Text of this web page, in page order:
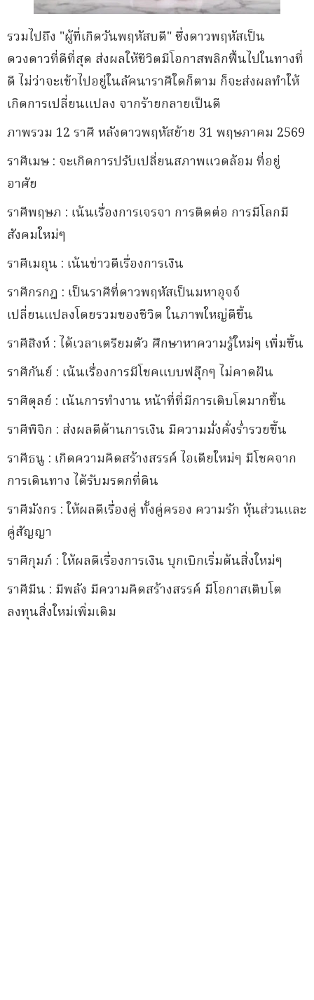
รวมไปถึง "ผู้ที่เกิดวันพฤหัสบดี" ซึ่งดาวพฤหัสเป็น
ดวงดาวที่ดีที่สุด ส่งผลให้ชีวิตมีโอกาสพลิกฟื้นไปในทางที่
ดี ไม่ว่าจะเข้าไปอยู่ในลัคนาราศีใดก็ตาม ก็จะส่งผลทำให้
เกิดการเปลี่ยนแปลง จากร้ายกลายเป็นดี
ภาพรวม 12 ราศี หลังดาวพฤหัสย้าย 31 พฤษภาคม 2569
ราศีเมษ : จะเกิดการปรับเปลี่ยนสภาพแวดล้อม ที่อยู่
อาศัย
ราศีพฤษภ : เน้นเรื่องการเจรจา การติดต่อ การมีโลกมี
สังคมใหม่ๆ
ราศีเมถุน : เน้นข่าวดีเรื่องการเงิน
ราศีกรกฎ : เป็นราศีที่ดาวพฤหัสเป็นมหาอุจจ์
เปลี่ยนแปลงโดยรวมของชีวิต ในภาพใหญ่ดีขึ้น
ราศีสิงห์ : ได้เวลาเตรียมตัว ศึกษาหาความรู้ใหม่ๆ เพิ่มขึ้น
ราศีกันย์ : เน้นเรื่องการมีโชคแบบฟลุ๊กๆ ไม่คาดฝัน
ราศีตุลย์ : เน้นการทำงาน หน้าที่ที่มีการเติบโตมากขึ้น
ราศีพิจิก : ส่งผลดีด้านการเงิน มีความมั่งคั่งร่ำรวยขึ้น
ราศีธนู : เกิดความคิดสร้างสรรค์ ไอเดียใหม่ๆ มีโชคจาก
การเดินทาง ได้รับมรดกที่ดิน
ราศีมังกร : ให้ผลดีเรื่องคู่ ทั้งคู่ครอง ความรัก หุ้นส่วนและ
คู่สัญญา
ราศีกุมภ์ : ให้ผลดีเรื่องการเงิน บุกเบิกเริ่มต้นสิ่งใหม่ๆ
ราศีมีน : มีพลัง มีความคิดสร้างสรรค์ มีโอกาสเติบโต
ลงทุนสิ่งใหม่เพิ่มเติม